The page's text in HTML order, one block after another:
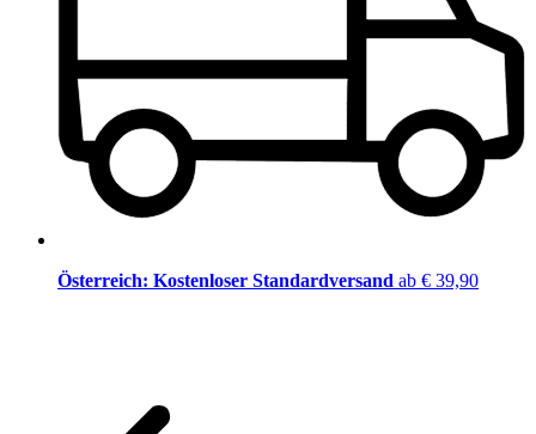
Österreich: Kostenloser Standardversand ab € 39,90